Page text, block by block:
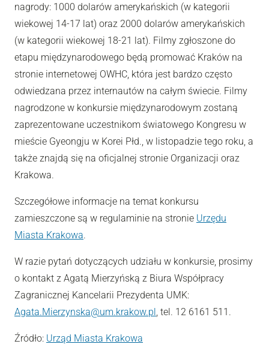
nagrody: 1000 dolarów amerykańskich (w kategorii
wiekowej 14-17 lat) oraz 2000 dolarów amerykańskich
(w kategorii wiekowej 18-21 lat). Filmy zgłoszone do
etapu międzynarodowego będą promować Kraków na
stronie internetowej OWHC, która jest bardzo często
odwiedzana przez internautów na całym świecie. Filmy
nagrodzone w konkursie międzynarodowym zostaną
zaprezentowane uczestnikom światowego Kongresu w
mieście Gyeongju w Korei Płd., w listopadzie tego roku, a
także znajdą się na oficjalnej stronie Organizacji oraz
Krakowa.
Szczegółowe informacje na temat konkursu
zamieszczone są w regulaminie na stronie Urzędu
Miasta Krakowa.
W razie pytań dotyczących udziału w konkursie, prosimy
o kontakt z Agatą Mierzyńską z Biura Współpracy
Zagranicznej Kancelarii Prezydenta UMK:
Agata.Mierzynska@um.krakow.pl, tel. 12 6161 511.
Źródło: Urząd Miasta Krakowa